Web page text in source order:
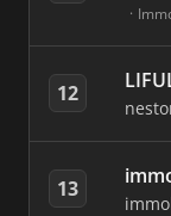
12
13